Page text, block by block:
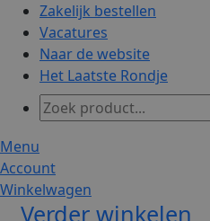
Zakelijk bestellen
Vacatures
Naar de website
Het Laatste Rondje
Menu
Account
Winkelwagen
Verder winkelen